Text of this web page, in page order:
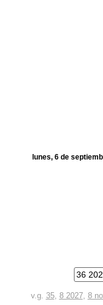
lunes, 6 de
v.g. 35, 8 2027, 8